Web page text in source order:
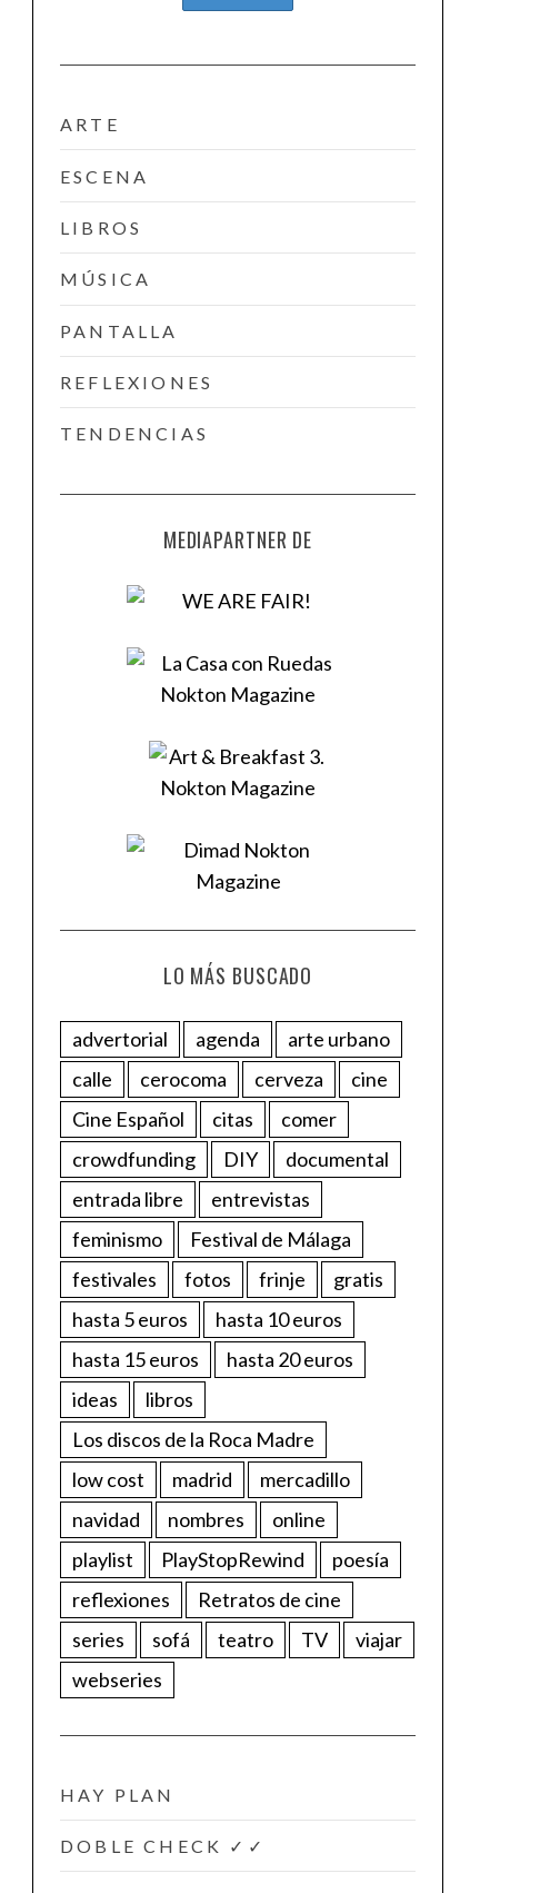
ARTE
ESCENA
LIBROS
MÚSICA
PANTALLA
REFLEXIONES
TENDENCIAS
MEDIAPARTNER DE
LO MÁS BUSCADO
advertorial agenda
arte urbano
calle
cerocoma cerveza
cine
Cine Español
citas
comer
crowdfunding
DIY
documental
entrada libre
entrevistas
feminismo
Festival de Málaga
festivales
fotos frinje
gratis
hasta 5 euros
hasta 10 euros
hasta 15 euros
hasta 20 euros
ideas
libros
Los discos de la Roca Madre
low cost
madrid
mercadillo
navidad
nombres
online
playlist
PlayStopRewind
poesía
reflexiones
Retratos de cine
series
sofá teatro TV
viajar
webseries
HAY PLAN
DOBLE CHECK ✓✓